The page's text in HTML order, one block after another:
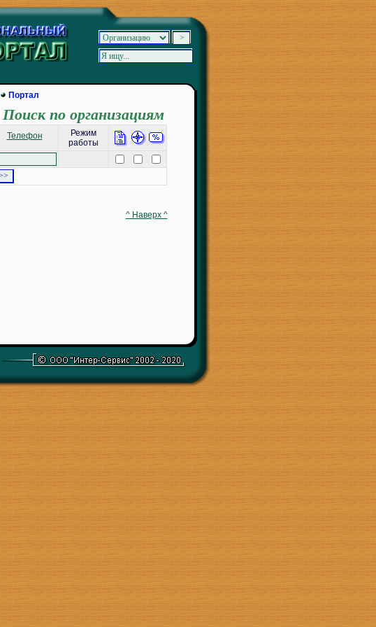
Портал
Поиск по организациям
Телефон
Режим
работы
^ Наверх ^